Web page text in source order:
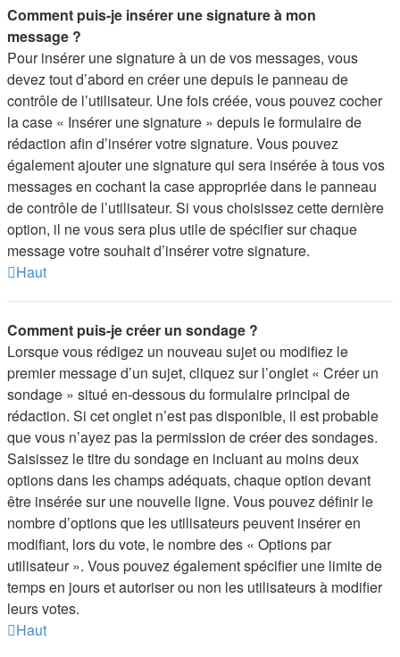
Comment puis-je insérer une signature à mon
message ?
Pour insérer une signature à un de vos messages, vous
devez tout d’abord en créer une depuis le panneau de
contrôle de l’utilisateur. Une fois créée, vous pouvez cocher
la case « Insérer une signature » depuis le formulaire de
rédaction afin d’insérer votre signature. Vous pouvez
également ajouter une signature qui sera insérée à tous vos
messages en cochant la case appropriée dans le panneau
de contrôle de l’utilisateur. Si vous choisissez cette dernière
option, il ne vous sera plus utile de spécifier sur chaque
message votre souhait d’insérer votre signature.
Haut
Comment puis-je créer un sondage ?
Lorsque vous rédigez un nouveau sujet ou modifiez le
premier message d’un sujet, cliquez sur l’onglet « Créer un
sondage » situé en-dessous du formulaire principal de
rédaction. Si cet onglet n’est pas disponible, il est probable
que vous n’ayez pas la permission de créer des sondages.
Saisissez le titre du sondage en incluant au moins deux
options dans les champs adéquats, chaque option devant
être insérée sur une nouvelle ligne. Vous pouvez définir le
nombre d’options que les utilisateurs peuvent insérer en
modifiant, lors du vote, le nombre des « Options par
utilisateur ». Vous pouvez également spécifier une limite de
temps en jours et autoriser ou non les utilisateurs à modifier
leurs votes.
Haut